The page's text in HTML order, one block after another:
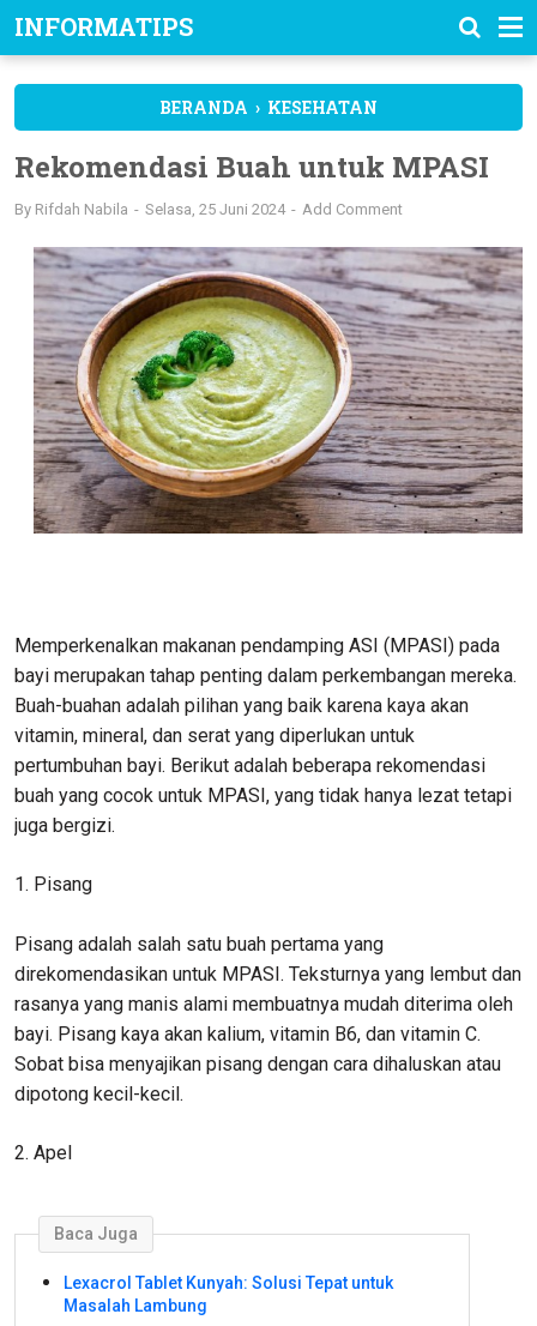
INFORMATIPS
BERANDA › KESEHATAN
Rekomendasi Buah untuk MPASI
By Rifdah Nabila Selasa, 25 Juni 2024 Add Comment
Memperkenalkan makanan pendamping ASI (MPASI) pada
bayi merupakan tahap penting dalam perkembangan mereka.
Buah-buahan adalah pilihan yang baik karena kaya akan
vitamin, mineral, dan serat yang diperlukan untuk
pertumbuhan bayi. Berikut adalah beberapa rekomendasi
buah yang cocok untuk MPASI, yang tidak hanya lezat tetapi
juga bergizi.
1. Pisang
Pisang adalah salah satu buah pertama yang
direkomendasikan untuk MPASI. Teksturnya yang lembut dan
rasanya yang manis alami membuatnya mudah diterima oleh
bayi. Pisang kaya akan kalium, vitamin B6, dan vitamin C.
Sobat bisa menyajikan pisang dengan cara dihaluskan atau
dipotong kecil-kecil.
2. Apel
Baca Juga
Lexacrol Tablet Kunyah: Solusi Tepat untuk
Masalah Lambung